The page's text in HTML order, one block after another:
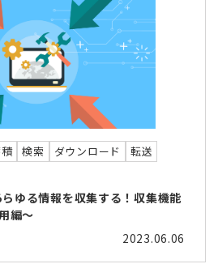
検索 ダウンロード
転送
ゆる情報を収集する！収集機能
編～
2023.06.06